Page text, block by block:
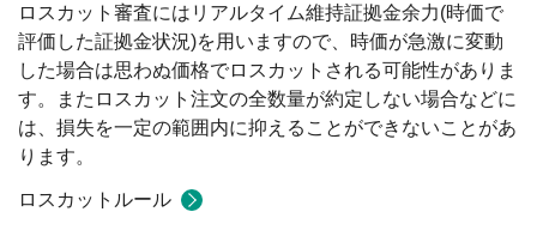
ロスカット審査にはリアルタイム維持証拠金余力(時価で
評価した証拠金状況)を用いますので、時価が急激に変動
した場合は思わぬ価格でロスカットされる可能性がありま
す。またロスカット注文の全数量が約定しない場合などに
は、損失を一定の範囲内に抑えることができないことがあ
ります。
ロスカットルール